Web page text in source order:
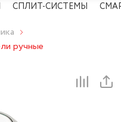
СПЛИТ-СИСТЕМЫ
ручные